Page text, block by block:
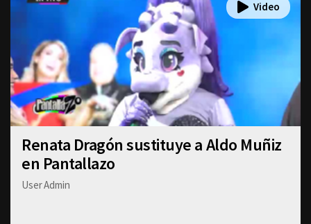
Renata Dragón sustituye a Aldo Muñiz
en Pantallazo
User Admin